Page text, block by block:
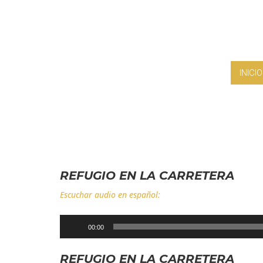
INICIO
REFUGIO EN LA CARRETERA
Escuchar audio en español:
00:00
REFUGIO EN LA CARRETERA